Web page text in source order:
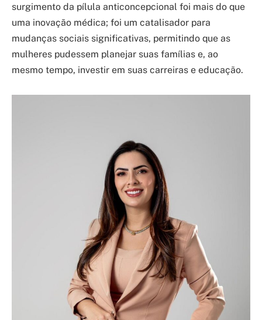
surgimento da pílula anticoncepcional foi mais do que
uma inovação médica; foi um catalisador para
mudanças sociais significativas, permitindo que as
mulheres pudessem planejar suas famílias e, ao
mesmo tempo, investir em suas carreiras e educação.